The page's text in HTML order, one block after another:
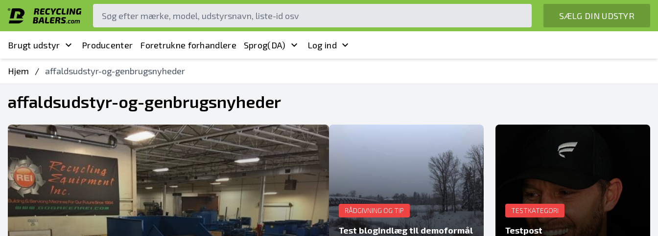
SÆLG DIN UDSTYR
Brugt udstyr Producenter Foretrukne forhandlere Sprog(DA) Log ind
Hjem / affaldsudstyr-og-genbrugsnyheder
affaldsudstyr-og-genbrugsnyheder
RÅDGIVNING OG TIP
Test blogindlæg til demoformål
TESTKATEGORI
Testpost